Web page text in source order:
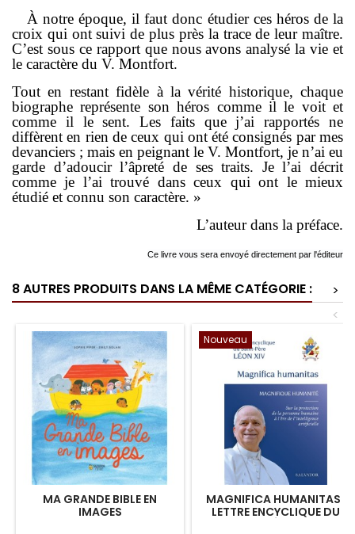
À notre époque, il faut donc étudier ces héros de la
croix qui ont suivi de plus près la trace de leur maître.
C’est sous ce rapport que nous avons analysé la vie et
le caractère du V. Montfort.
Tout en restant fidèle à la vérité historique, chaque
biographe représente son héros comme il le voit et
comme il le sent. Les faits que j’ai rapportés ne
diffèrent en rien de ceux qui ont été consignés par mes
devanciers ; mais en peignant le V. Montfort, je n’ai eu
garde d’adoucir l’âpreté de ses traits. Je l’ai décrit
comme je l’ai trouvé dans ceux qui ont le mieux
étudié et connu son caractère. »
L’auteur dans la préface.
Ce livre vous sera envoyé directement par l'éditeur
8 AUTRES PRODUITS DANS LA MÊME CATÉGORIE :
>
<
MA GRANDE BIBLE EN
IMAGES
Nouveau
MAGNIFICA HUMANITAS :
LETTRE ENCYCLIQUE DU